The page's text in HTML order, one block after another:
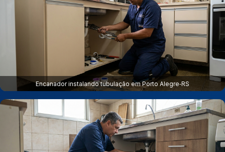
Encanador instalando tubulação em Porto Alegre‑RS